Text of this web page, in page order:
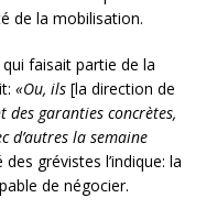
de la mobilisation.
faisait partie de la
«Ou, ils [la direction de
des garanties concrètes,
d’autres la semaine
grévistes l’indique: la
de négocier.